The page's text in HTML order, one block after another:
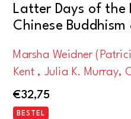
Latter Days of the
Chinese
Marsha Weidner
Kent , Julia K. Murray,
€32,75
BESTEL